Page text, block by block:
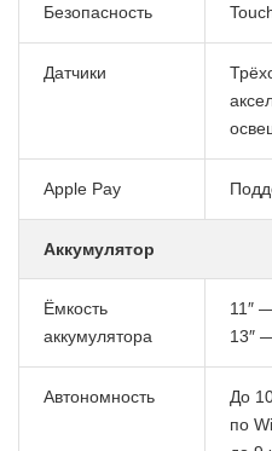
Безопасность
Датчики
Apple Pay
Аккумулятор
Ёмкость
аккумулятора
11″
13″
Автономность
До
по